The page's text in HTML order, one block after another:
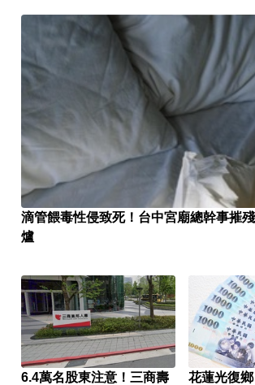
滴管餵毒性侵致死！台中宮廟總幹事摧
爐
6.4萬名股東注意！三商壽
花蓮光復